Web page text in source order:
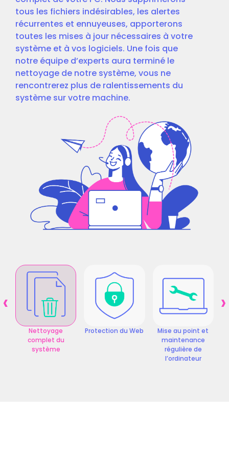
tous les fichiers indésirables, les alertes
récurrentes et ennuyeuses, apporterons
toutes les mises à jour nécessaires à votre
système et à vos logiciels. Une fois que
notre équipe d’experts aura terminé le
nettoyage de notre système, vous ne
rencontrerez plus de ralentissements du
système sur votre machine.
Nettoyage
complet du
système
Protection du Web
Mise au point et
maintenance
régulière de
l’ordinateur
‹ ›